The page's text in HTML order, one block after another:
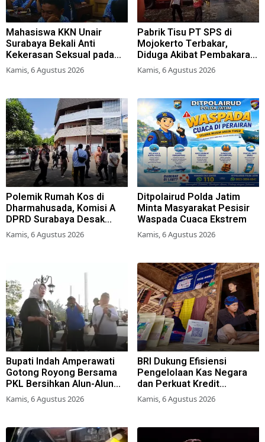
Mahasiswa KKN Unair
Surabaya Bekali Anti
Kekerasan Seksual pada
Siswa SMK
Kamis, 6 Agustus 2026
Pabrik Tisu PT SPS di
Mojokerto Terbakar,
Diduga Akibat Pembakaran
Lahan Tebu
Kamis, 6 Agustus 2026
Polemik Rumah Kos di
Dharmahusada, Komisi A
DPRD Surabaya Desak
Pemkot Terbitkan Perwali
Perda Hunian Layak
Kamis, 6 Agustus 2026
Ditpolairud Polda Jatim
Minta Masyarakat Pesisir
Waspada Cuaca Ekstrem
Kamis, 6 Agustus 2026
Bupati Indah Amperawati
Gotong Royong Bersama
PKL Bersihkan Alun-Alun
Lumajang
Kamis, 6 Agustus 2026
BRI Dukung Efisiensi
Pengelolaan Kas Negara
dan Perkuat Kredit
Berkualitas demi Dongkrak
Sektor Riil
Kamis, 6 Agustus 2026